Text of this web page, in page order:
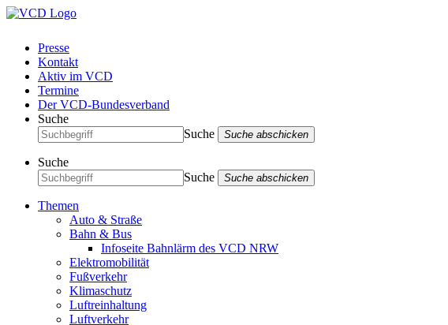
Presse
Kontakt
Aktiv im VCD
Termine
Der VCD-Bundesverband
Suche
Suche
Suche abschicken
Suche
Suche
Suche abschicken
Themen
Auto & Straße
Bahn & Bus
Infoseite Bahnlärm des VCD NRW
Elektromobilität
Fußverkehr
Klimaschutz
Luftreinhaltung
Luftverkehr